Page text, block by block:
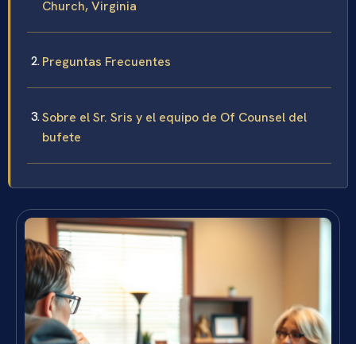
Church, Virginia
Preguntas Frecuentes
Sobre el Sr. Sris y el equipo de Of Counsel del
bufete